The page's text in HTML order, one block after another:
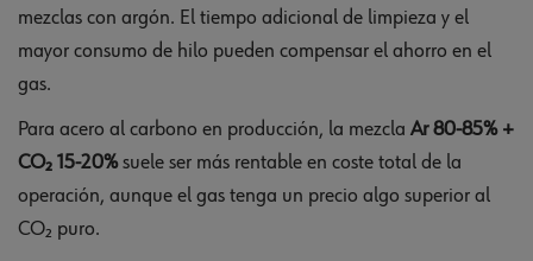
mezclas con argón. El tiempo adicional de limpieza y el
mayor consumo de hilo pueden compensar el ahorro en el
gas.
Para acero al carbono en producción, la mezcla Ar 80-85% +
CO₂ 15-20%suele ser más rentable en coste total de la
operación, aunque el gas tenga un precio algo superior al
CO₂ puro.